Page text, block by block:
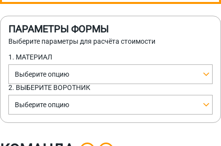
ПАРАМЕТРЫ ФОРМЫ
Выберите параметры для расчёта стоимости
1. МАТЕРИАЛ
Выберите опцию
2. ВЫБЕРИТЕ ВОРОТНИК
Выберите опцию